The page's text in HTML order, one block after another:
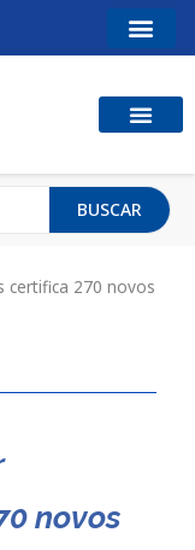
BUSCAR
certifica 270 novos
novos